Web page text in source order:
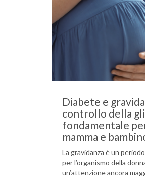
Diabete e
controllo della
fondamentale
mamma e
La gravidanza è un
per l’organismo della
un’attenzione ancora